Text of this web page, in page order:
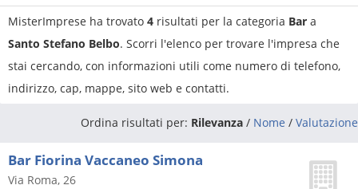
MisterImprese ha trovato 4 risultati per la categoria Bar a
Santo Stefano Belbo. Scorri l'elenco per trovare l'impresa che
stai cercando, con informazioni utili come numero di telefono,
indirizzo, cap, mappe, sito web e contatti.
Ordina risultati per: Rilevanza / Nome / Valutazione
Bar Fiorina Vaccaneo Simona
Via Roma, 26